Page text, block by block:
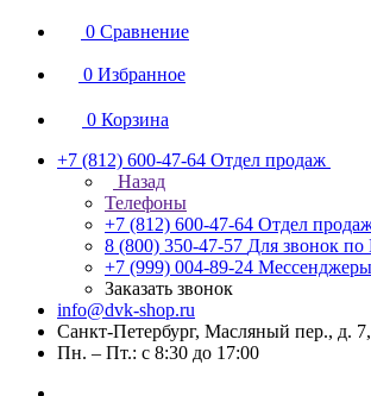
0 Сравнение
0 Избранное
0 Корзина
+7 (812) 600-47-64 Отдел продаж
Назад
Телефоны
+7 (812) 600-47-64 Отдел
8 (800) 350-47-57 Для звонок по
+7 (999) 004-89-24 Мессенджеры
Заказать звонок
info@dvk-shop.ru
Санкт-Петербург, Масляный пер., д.
Пн. – Пт.: с 8:30 до 17:00